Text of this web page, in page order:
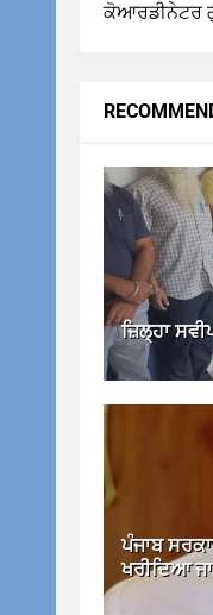
ਕੋਆਰਡੀਨੇਟਰ
ਜ਼ਿਲ੍ਹਾ
ਪੰਜਾਬ
ਖਰੀਦਿਆ